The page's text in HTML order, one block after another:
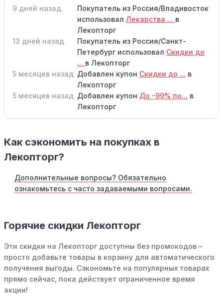
9 дней назад
Покупатель из Россия/Владивосток
использовал Лекарства ... в
Лекопторг
13 дней назад
Покупатель из Россия/Санкт-
Петербург использовал Скидки до
... в Лекопторг
5 месяцев назад Добавлен купон Скидки до ... в
Лекопторг
5 месяцев назад Добавлен купон До -99% по... в
Лекопторг
Как сэкономить на покупках в
Лекопторг?
Дополнительные вопросы? Обязательно
ознакомьтесь с часто задаваемыми вопросами.
Горячие скидки Лекопторг
Эти скидки на Лекопторг доступны без промокодов –
просто добавьте товары в корзину для автоматического
получения выгоды. Сэкономьте на популярных товарах
прямо сейчас, пока действует ограниченное время
акции!